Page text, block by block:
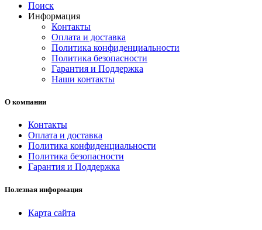
Поиск
Информация
Контакты
Оплата и доставка
Политика конфиденциальности
Политика безопасности
Гарантия и Поддержка
Наши контакты
О компании
Контакты
Оплата и доставка
Политика конфиденциальности
Политика безопасности
Гарантия и Поддержка
Полезная информация
Карта сайта